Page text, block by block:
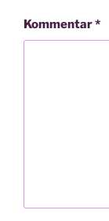
Kommentar*